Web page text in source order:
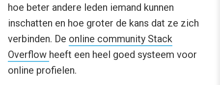
hoe beter andere leden iemand kunnen
inschatten en hoe groter de kans dat ze zich
verbinden. De online community Stack
Overflow heeft een heel goed systeem voor
online profielen.